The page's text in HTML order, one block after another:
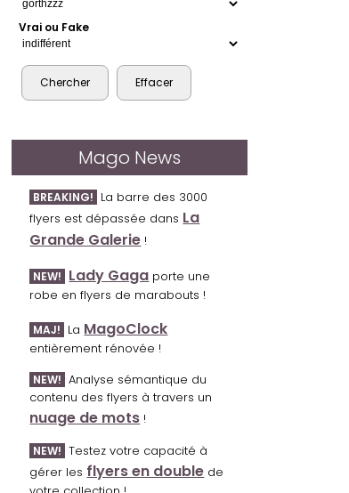
Vrai ou Fake
Mago News
BREAKING! La barre des 3000
flyers est dépassée dans La
Grande Galerie !
NEW! Lady Gaga porte une
robe en flyers de marabouts !
MAJ! La MagoClock
entièrement rénovée !
NEW! Analyse sémantique du
contenu des flyers à travers un
nuage de mots !
NEW! Testez votre capacité à
gérer les flyers en double de